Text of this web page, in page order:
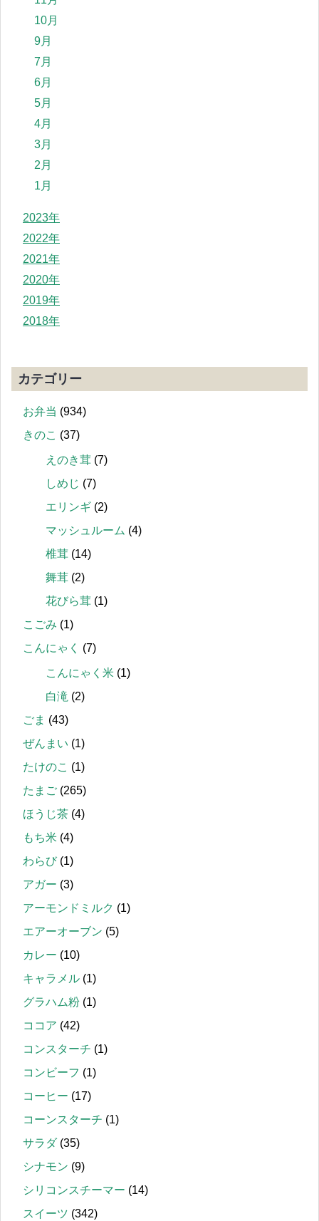
10月
9月
7月
6月
5月
4月
3月
2月
1月
2023年
2022年
2021年
2020年
2019年
2018年
カテゴリー
お弁当 (934)
きのこ (37)
えのき茸 (7)
しめじ (7)
エリンギ (2)
マッシュルーム (4)
椎茸 (14)
舞茸 (2)
花びら茸 (1)
こごみ (1)
こんにゃく
(7)
こんにゃく米 (1)
白滝 (2)
ごま (43)
ぜんまい (1)
たけのこ (1)
たまご (265)
ほうじ茶 (4)
もち米 (4)
わらび(1)
アガー (3)
アーモンドミルク (1)
エアーオーブン (5)
カレー (10)
キャラメル (1)
グラハム粉 (1)
ココア (42)
コンスターチ (1)
コンビーフ (1)
コーヒー (17)
コーンスターチ (1)
サラダ(35)
シナモン (9)
シリコンスチーマー (14)
スイーツ (342)